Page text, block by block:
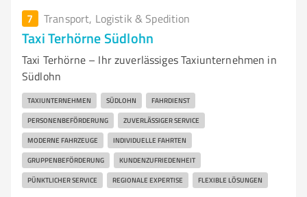
7 Transport, Logistik & Spedition
Taxi Terhörne Südlohn
Taxi Terhörne – Ihr zuverlässiges Taxiunternehmen in
Südlohn
TAXIUNTERNEHMEN SÜDLOHN FAHRDIENST
PERSONENBEFÖRDERUNG ZUVERLÄSSIGER SERVICE
MODERNE FAHRZEUGE INDIVIDUELLE FAHRTEN
GRUPPENBEFÖRDERUNG KUNDENZUFRIEDENHEIT
PÜNKTLICHER SERVICE REGIONALE EXPERTISE FLEXIBLE LÖSUNGEN